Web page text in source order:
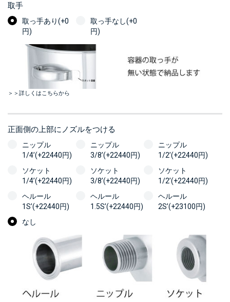
取手
取っ手あり(+0
円)
取っ手なし(+0
円)
＞＞詳しくはこちらから
正面側の上部にノズルをつける
ニップル
1/4’(+22440円)
ニップル
3/8’(+22440円)
ニップル
1/2’(+22440円)
ソケット
1/4’(+22440円)
ソケット
3/8’(+22440円)
ソケット
1/2’(+22440円)
ヘルール
1S’(+22440円)
ヘルール
1.5S’(+22440円)
ヘルール
2S’(+23100円)
なし